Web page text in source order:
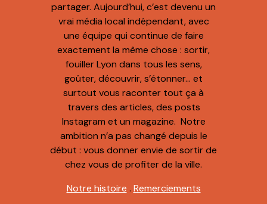
partager. Aujourd’hui, c’est devenu un
vrai média local indépendant, avec
une équipe qui continue de faire
exactement la même chose : sortir,
fouiller Lyon dans tous les sens,
goûter, découvrir, s’étonner… et
surtout vous raconter tout ça à
travers des articles, des posts
Instagram et un magazine. Notre
ambition n’a pas changé depuis le
début : vous donner envie de sortir de
chez vous de profiter de la ville.
Notre histoire . Remerciements